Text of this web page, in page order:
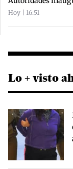
Hoy | 16:51
Lo + visto